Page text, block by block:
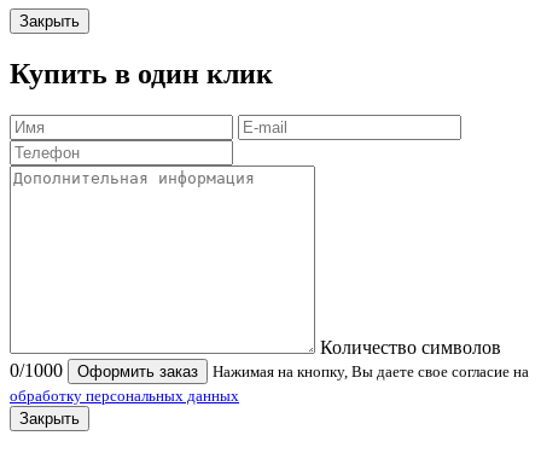
Закрыть
Купить в один клик
Количество символов
0/1000 Оформить заказ
Нажимая на кнопку, Вы даете свое согласие на
обработку персональных данных
Закрыть